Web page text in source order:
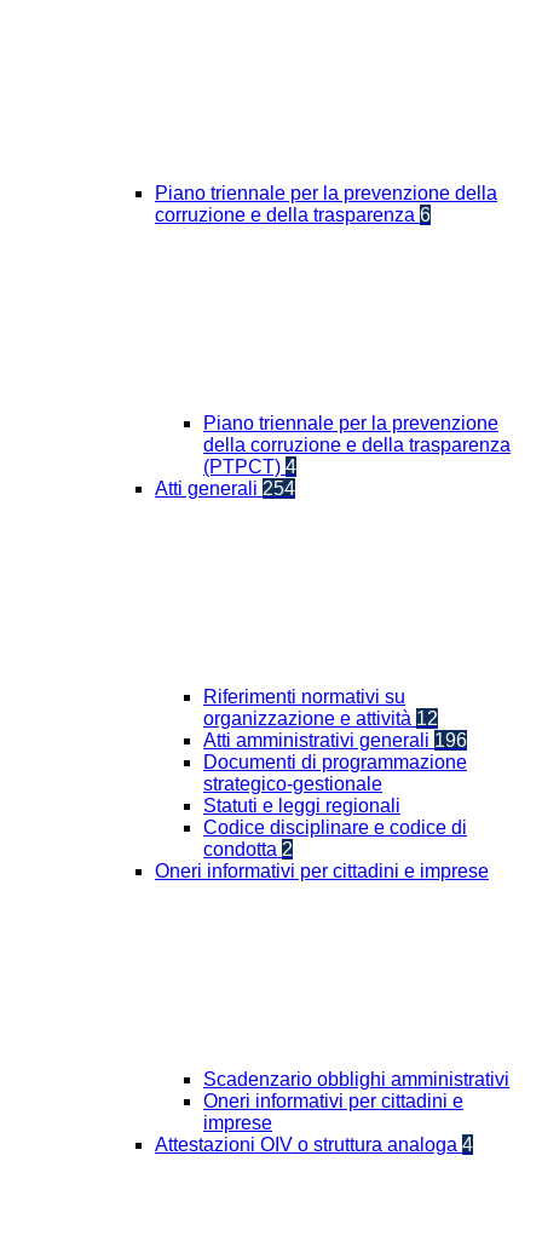
Piano triennale per la prevenzione della
corruzione e della trasparenza 6
Piano triennale per la prevenzione
della corruzione e della trasparenza
(PTPCT) 4
Atti generali 254
Riferimenti normativi su
organizzazione e attività 12
Atti amministrativi generali 196
Documenti di programmazione
strategico-gestionale
Statuti e leggi regionali
Codice disciplinare e codice di
condotta 2
Oneri informativi per cittadini e imprese
Scadenzario obblighi amministrativi
Oneri informativi per cittadini e
imprese
Attestazioni OIV o struttura analoga 4